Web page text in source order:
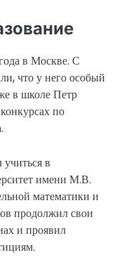
в Москве. С
что у него особый
в школе Петр
по
в
имени М.В.
математики и
продолжил свои
и проявил